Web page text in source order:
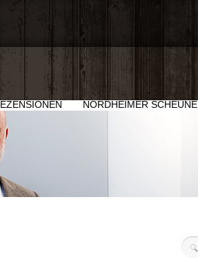
NORDHEIMER SCHEUNE